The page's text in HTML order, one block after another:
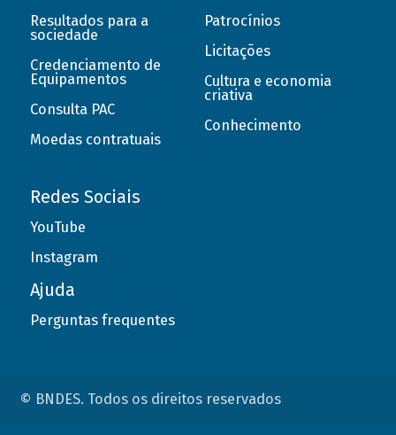
Resultados para a
sociedade
Credenciamento de
Equipamentos
Consulta PAC
Moedas contratuais
Patrocínios
Licitações
Cultura e economia
criativa
Conhecimento
Redes Sociais
YouTube
Instagram
Ajuda
Perguntas frequentes
© BNDES. Todos os direitos reservados